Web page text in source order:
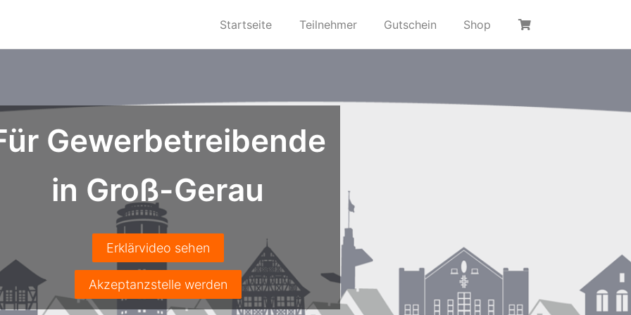
Startseite Teilnehmer Gutschein Shop
Gewerbetreibende
in Groß-Gerau
Erklärvideo sehen
Akzeptanzstelle werden